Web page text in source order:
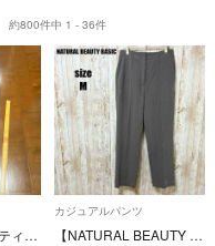
約800件中 1 - 36件
ナチュラルビューティベーシック パンツ
カジュアルパンツ
【NATURAL BEAUTY BASIC】スラックス グレー M カジュアル